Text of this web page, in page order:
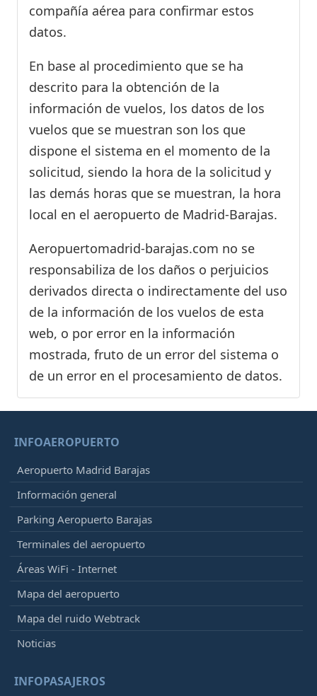
compañía aérea para confirmar estos
datos.
En base al procedimiento que se ha
descrito para la obtención de la
información de vuelos, los datos de los
vuelos que se muestran son los que
dispone el sistema en el momento de la
solicitud, siendo la hora de la solicitud y
las demás horas que se muestran, la hora
local en el aeropuerto de Madrid-Barajas.
Aeropuertomadrid-barajas.com no se
responsabiliza de los daños o perjuicios
derivados directa o indirectamente del uso
de la información de los vuelos de esta
web, o por error en la información
mostrada, fruto de un error del sistema o
de un error en el procesamiento de datos.
INFOAEROPUERTO
Aeropuerto Madrid Barajas
Información general
Parking Aeropuerto Barajas
Terminales del aeropuerto
Áreas WiFi - Internet
Mapa del aeropuerto
Mapa del ruido Webtrack
Noticias
INFOPASAJEROS